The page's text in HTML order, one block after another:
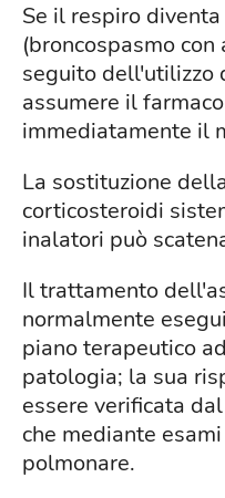
Se il respiro
(broncospasmo
seguito dell'utilizzo
assumere il
immediatamente il
La sostituzione
corticosteroidi
inalatori può
Il trattamento
normalmente
piano terapeutico
patologia; la sua
essere verificata
che mediante
polmonare.